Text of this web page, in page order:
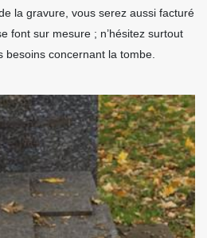
la gravure, vous serez aussi facturé
font sur mesure ; n’hésitez surtout
besoins concernant la tombe.